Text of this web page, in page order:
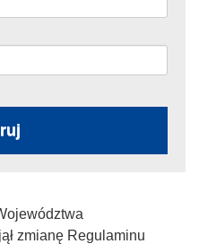
zmianę Regulaminu